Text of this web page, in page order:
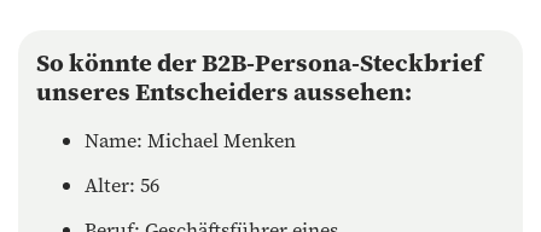
So könnte der B2B-Persona-Steckbrief
unseres Entscheiders aussehen:
Name: Michael Menken
Alter: 56